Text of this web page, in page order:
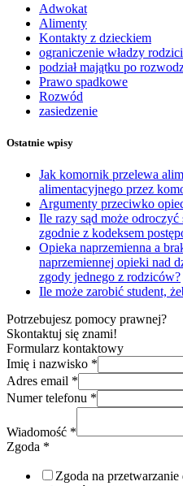
Adwokat
Alimenty
Kontakty z dzieckiem
ograniczenie władzy
podział majątku po
Prawo spadkowe
Rozwód
zasiedzenie
Ostatnie wpisy
Jak komornik przelewa
alimentacyjnego przez
Argumenty przeciwko
Ile razy sąd może odroczyć
zgodnie z kodeksem
Opieka naprzemienna a
naprzemiennej opieki nad
zgody jednego z rodziców?
Ile może zarobić student,
Potrzebujesz pomocy prawnej?
Skontaktuj się znami!
Formularz kontaktowy
Imię i nazwisko *
Adres email *
Numer telefonu *
Wiadomość *
Zgoda *
Zgoda na